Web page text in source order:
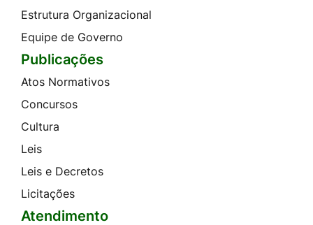
Estrutura Organizacional
Equipe de Governo
Publicações
Atos Normativos
Concursos
Cultura
Leis
Leis e Decretos
Licitações
Atendimento